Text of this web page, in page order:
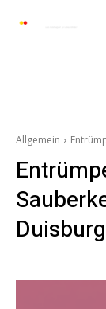
Allgemein
Duisburg